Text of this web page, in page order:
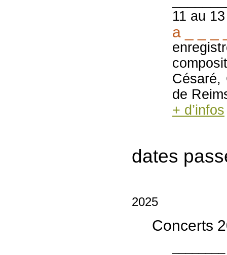
11 au
a _ _ _
Césaré,
de
+ d’infos
dates
2025
Concerts